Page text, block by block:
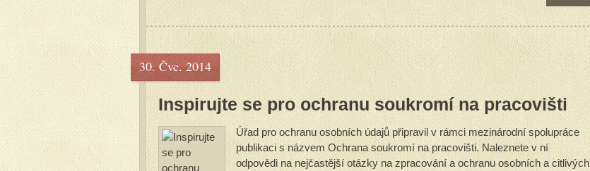
30. Čvc. 2014
Inspirujte se pro ochranu soukromí na pracovišti
Úřad pro ochranu osobních údajů připravil v rámci mezinárodní spolupráce
publikaci s názvem Ochrana soukromí na pracovišti. Naleznete v ní
odpovědi na nejčastější otázky na zpracování a ochranu osobních a citlivých